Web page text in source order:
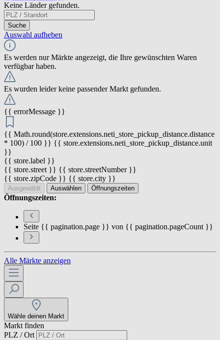
Keine Länder gefunden.
Suche
Auswahl aufheben
Es werden nur Märkte angezeigt, die Ihre gewünschten Waren
verfügbar haben.
Es wurden leider keine passender Markt gefunden.
{{ errorMessage }}
{{ Math.round(store.extensions.neti_store_pickup_distance.distance
* 100) / 100 }} {{ store.extensions.neti_store_pickup_distance.unit
}}
{{ store.label }}
{{ store.street }} {{ store.streetNumber }}
{{ store.zipCode }} {{ store.city }}
Ausgewählt Auswählen Öffnungszeiten
Öffnungszeiten:
Seite {{ pagination.page }} von {{ pagination.pageCount }}
Alle Märkte anzeigen
Wähle deinen Markt
Markt finden
PLZ / Ort